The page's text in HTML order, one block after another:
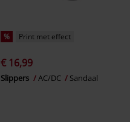
% Print met effect
€ 16,99
Slippers AC/DC Sandaal